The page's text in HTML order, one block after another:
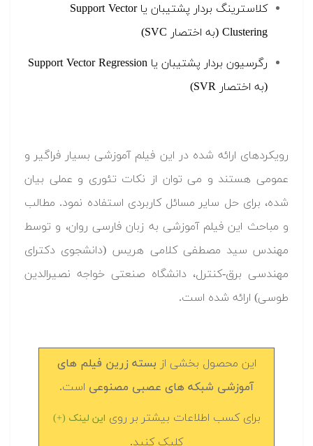
کلاسترینگ بردار پشتیبان یا Support Vector
Clustering (به اختصار SVC)
رگرسیون بردار پشتیبان یا Support Vector Regression
(به اختصار SVR)
رویکردهای ارائه شده در این فیلم آموزشی بسیار فراگیر و
عمومی هستند و می توان از نکات تئوری و عملی بیان
شده، برای حل سایر مسائل کاربردی استفاده نمود. مطالب
و مباحث این فیلم آموزشی به زبان فارسی روان، و توسط
مهندس سید مصطفی کلامی هریس (دانشجوی دکترای
مهندسی برق-کنترل، دانشگاه صنعتی خواجه نصیرالدین
طوسی) ارائه شده است.
این محصول بخشی از بسته زرین فیلم های
آموزشی شبکه های عصبی مصنوعی است.
برای کسب اطلاعات بیشتر بر روی این لینک (+)
کلیک کنید.